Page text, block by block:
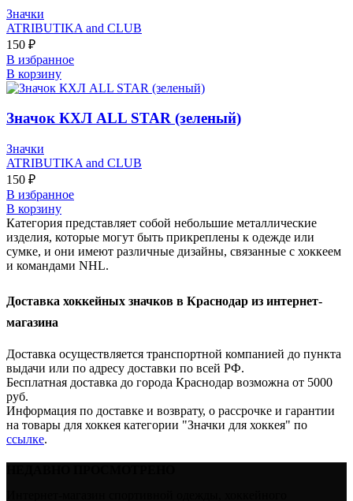
Значки
ATRIBUTIKA and CLUB
150 ₽
В избранное
В корзину
Значок КХЛ ALL STAR (зеленый)
Значки
ATRIBUTIKA and CLUB
150 ₽
В избранное
В корзину
Категория представляет собой небольшие металлические
изделия, которые могут быть прикреплены к одежде или
сумке, и они имеют различные дизайны, связанные с хоккеем
и командами NHL.
Доставка хоккейных значков в Краснодар из интернет-
магазина
Доставка осуществляется транспортной компанией до пункта
выдачи или по адресу доставки по всей РФ.
Бесплатная доставка до города Краснодар возможна от 5000
руб.
Информация по доставке и возврату, о рассрочке и гарантии
на товары для хоккея категории "Значки для хоккея" по
ссылке.